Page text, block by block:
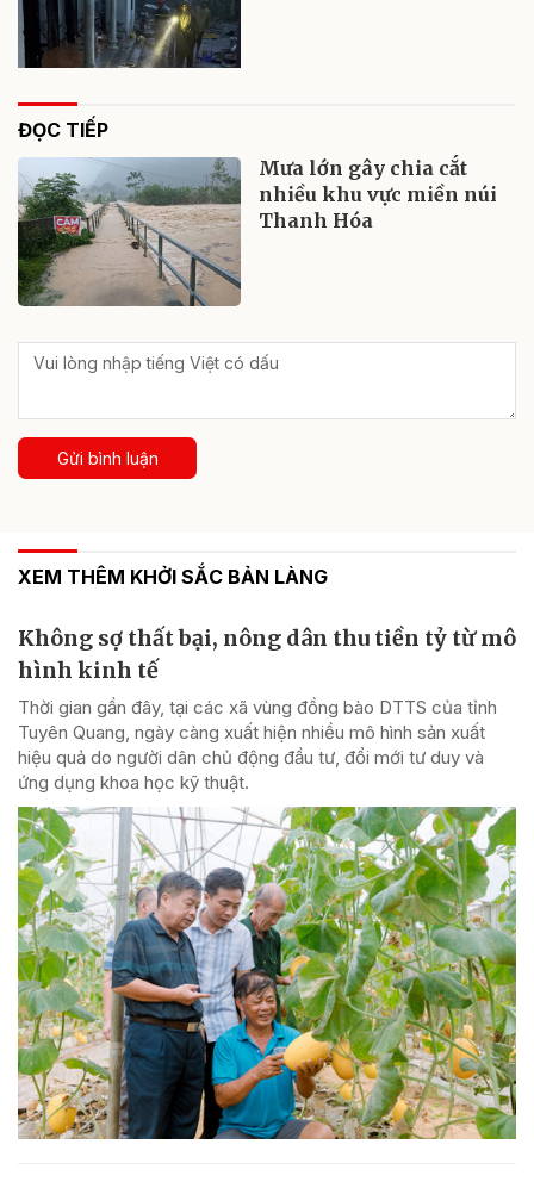
ĐỌC TIẾP
Mưa lớn gây chia cắt
nhiều khu vực miền núi
Thanh Hóa
Gửi bình luận
XEM THÊM KHỞI SẮC BẢN LÀNG
Không sợ thất bại, nông dân thu tiền tỷ từ mô
hình kinh tế
Thời gian gần đây, tại các xã vùng đồng bào DTTS của tỉnh
Tuyên Quang, ngày càng xuất hiện nhiều mô hình sản xuất
hiệu quả do người dân chủ động đầu tư, đổi mới tư duy và
ứng dụng khoa học kỹ thuật.